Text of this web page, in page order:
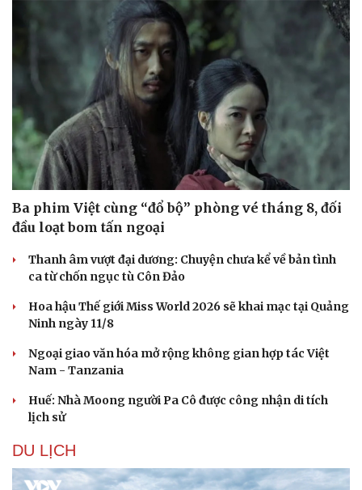
Ba phim Việt cùng “đổ bộ” phòng vé tháng 8, đối
đầu loạt bom tấn ngoại
Thanh âm vượt đại dương: Chuyện chưa kể về bản tình
ca từ chốn ngục tù Côn Đảo
Hoa hậu Thế giới Miss World 2026 sẽ khai mạc tại Quảng
Ninh ngày 11/8
Ngoại giao văn hóa mở rộng không gian hợp tác Việt
Nam - Tanzania
Huế: Nhà Moong người Pa Cô được công nhận di tích
lịch sử
DU LỊCH